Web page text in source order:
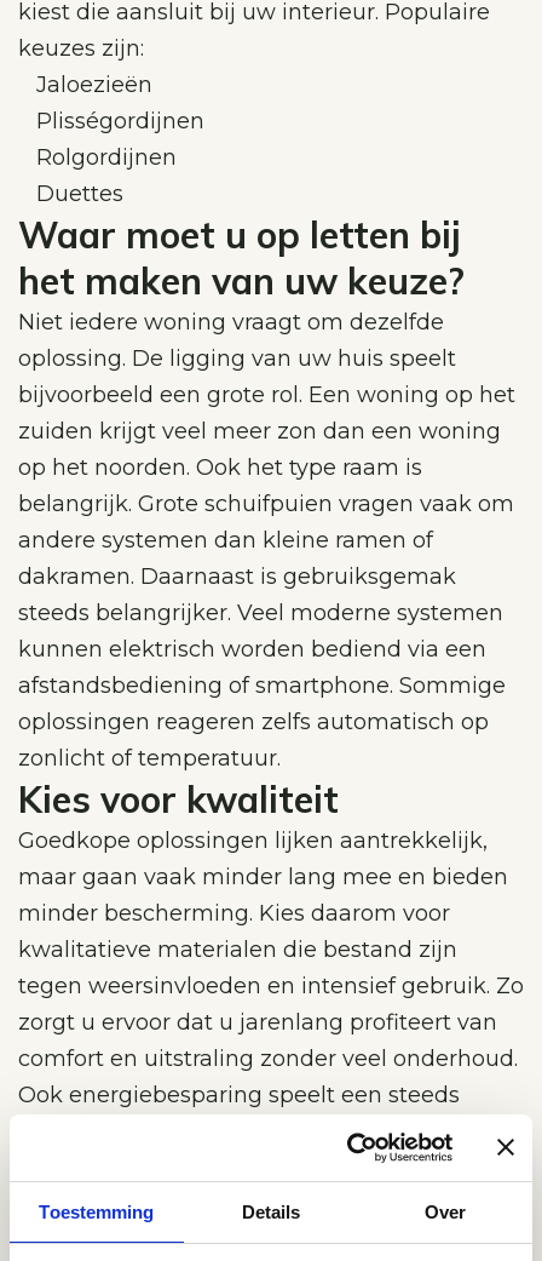
Toestemming Details Over
kiest die aansluit bij uw interieur. Populaire
keuzes zijn:
Jaloezieën
Plisségordijnen
Rolgordijnen
Duettes
Waar moet u op letten bij
het maken van uw keuze?
Niet iedere woning vraagt om dezelfde
oplossing. De ligging van uw huis speelt
bijvoorbeeld een grote rol. Een woning op het
zuiden krijgt veel meer zon dan een woning
op het noorden. Ook het type raam is
belangrijk. Grote schuifpuien vragen vaak om
andere systemen dan kleine ramen of
dakramen. Daarnaast is gebruiksgemak
steeds belangrijker. Veel moderne systemen
kunnen elektrisch worden bediend via een
afstandsbediening of smartphone. Sommige
oplossingen reageren zelfs automatisch op
zonlicht of temperatuur.
Kies voor kwaliteit
Goedkope oplossingen lijken aantrekkelijk,
maar gaan vaak minder lang mee en bieden
minder bescherming. Kies daarom voor
kwalitatieve materialen die bestand zijn
tegen weersinvloeden en intensief gebruik. Zo
zorgt u ervoor dat u jarenlang profiteert van
comfort en uitstraling zonder veel onderhoud.
Ook energiebesparing speelt een steeds
grotere rol. Door warmte buiten te houden,
blijft uw woning koeler en hoeft u minder te
koelen. Dat maakt een investering in
kwalitatieve systemen op de lange termijn